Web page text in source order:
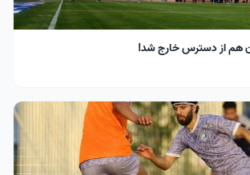
هم از دسترس خارج شد!